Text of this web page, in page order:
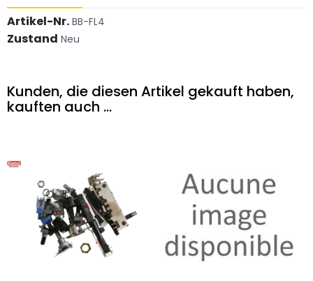
Artikel-Nr. BB-FL4
Zustand Neu
Kunden, die diesen Artikel gekauft haben,
kauften auch ...